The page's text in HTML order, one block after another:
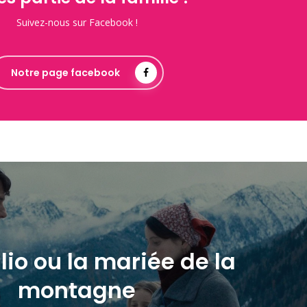
Suivez-nous sur Facebook !
Notre page facebook
ou la mariée de la
montagne